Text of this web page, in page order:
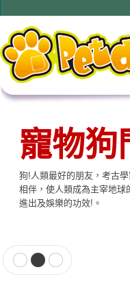
寵物狗
狗!人類最好的朋友，考古
相伴，使人類成為主宰地
進出及娛樂的功效!。